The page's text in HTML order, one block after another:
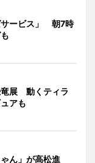
サービス」 朝7時
竜展 動くティラ
アも
ん」が高松進